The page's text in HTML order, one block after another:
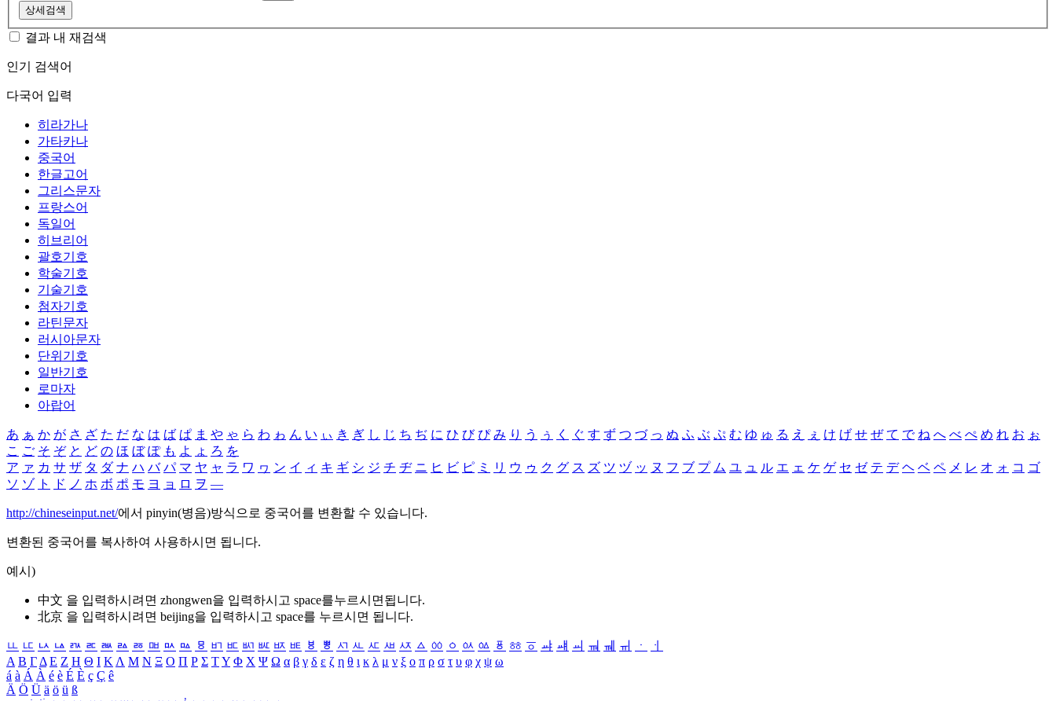
상세검색
결과 내 재검색
인기 검색어
다국어 입력
히라가나
가타카나
중국어
한글고어
그리스문자
프랑스어
독일어
히브리어
괄호기호
학술기호
기술기호
첨자기호
라틴문자
러시아문자
단위기호
일반기호
로마자
아랍어
あ ぁ か が さ ざ た だ な は ば ぱ ま や ゃ ら わ ゎ ん い ぃ き ぎ し じ ち ぢ に ひ び ぴ み り う ぅ く ぐ す ず つ づ っ ぬ ふ ぶ ぷ む ゆ ゅ る え ぇ け げ せ ぜ て で ね へ べ ぺ め れ お ぉ
こ ご そ ぞ と ど の ほ ぼ ぽ も よ ょ ろ を
ア ァ カ サ ザ タ ダ ナ ハ バ パ マ ヤ ャ ラ ワ ヮ ン イ ィ キ ギ シ ジ チ ヂ ニ ヒ ビ ピ ミ リ ウ ゥ ク グ ス ズ ツ ヅ ッ ヌ フ ブ プ ム ユ ュ ル エ ェ ケ ゲ セ ゼ テ デ ヘ ベ ペ メ レ オ ォ コ ゴ
ソ ゾ ト ド ノ ホ ボ ポ モ ヨ ョ ロ ヲ ―
http://chineseinput.net/에서 pinyin(병음)방식으로 중국어를 변환할 수 있습니다.
변환된 중국어를 복사하여 사용하시면 됩니다.
예시)
中文 을 입력하시려면 zhongwen을 입력하시고 space를누르시면됩니다.
北京 을 입력하시려면 beijing을 입력하시고 space를 누르시면 됩니다.
ㅥ ㅦ ㅧ ㅨ ㅩ ㅪ ㅫ ㅬ ㅭ ㅮ ㅯ ㅰ ㅱ ㅲ ㅳ ㅴ ㅵ ㅶ ㅷ ㅸ ㅹ ㅺ ㅻ ㅼ ㅽ ㅾ ㅿ ㆀ ㆁ ㆂ ㆃ ㆄ ㆅ ㆆ ㆇ ㆈ ㆉ ㆊ ㆋ ㆌ ㆍ
ㆎ
Α Β ΓΔ Ε Ζ Η Θ Ι ΚΛ Μ Ν Ξ Ο Π Ρ Σ ΤΥ Φ Χ Ψ Ω α β γ δ ε ζ η θ ι κ λ μ ν ξ ο π ρ σ τ υ φ χ ψ ω
á à Á À é è É È ç Ç ê
Ä Ö Ü ä ö ü ß